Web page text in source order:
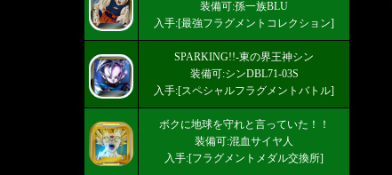
装備可:孫一族BLU
入手:[最強フラグメントコレクション]
SPARKING!!-東の界王神シン
装備可:シンDBL71-03S
入手:[スペシャルフラグメントバトル]
ボクに地球を守れと言っていた！！
装備可:混血サイヤ人
入手:[フラグメントメダル交換所]